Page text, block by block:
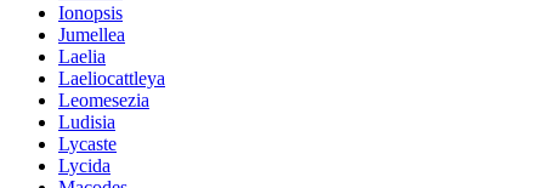
Ionopsis
Jumellea
Laelia
Laeliocattleya
Leomesezia
Ludisia
Lycaste
Lycida